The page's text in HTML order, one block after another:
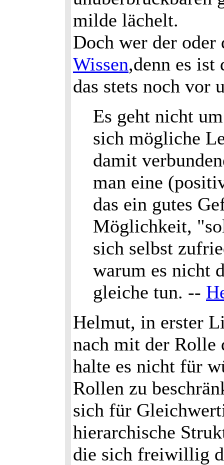
milde lächelt.
Doch wer der
Wissen,denn es ist
das stets noch vor
Es geht nicht
sich mögliche
damit
man eine
das ein gutes
Möglichkeit,
sich selbst
warum es nicht
gleiche tun. --
Helmut, in erster
nach mit der Rolle
halte es nicht für
Rollen zu
sich für
hierarchische
die sich freiwillig